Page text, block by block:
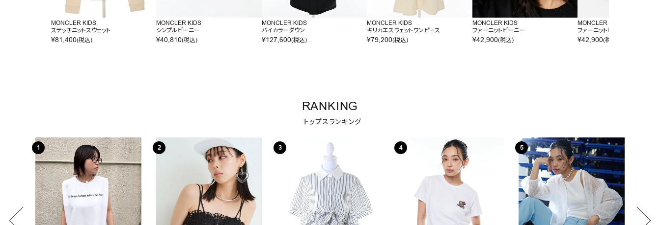
MONCLER KIDS
ステッチニットスウェット
¥81,400(税込)
MONCLER KIDS
シンプルビーニー
¥40,810(税込)
MONCLER KIDS
バイカラーダウン
¥127,600(税込)
MONCLER KIDS
キリカエスウェットワンピース
¥79,200(税込)
MONCLER KIDS
ファーニットビーニー
¥42,900(税込)
MONCLER KIDS
ファーニットビーニー
¥42,900(税込)
RANKING
トップスランキング